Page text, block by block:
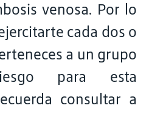
venosa. Por lo
cada dos o
a un grupo
para esta
consultar a